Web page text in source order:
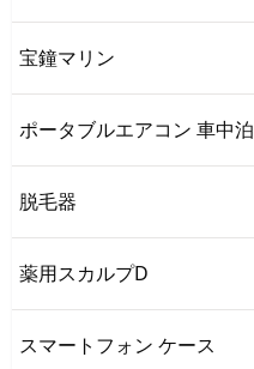
宝鐘マリン
ポータブルエアコン 車中泊
脱毛器
薬用スカルプD
スマートフォン ケース